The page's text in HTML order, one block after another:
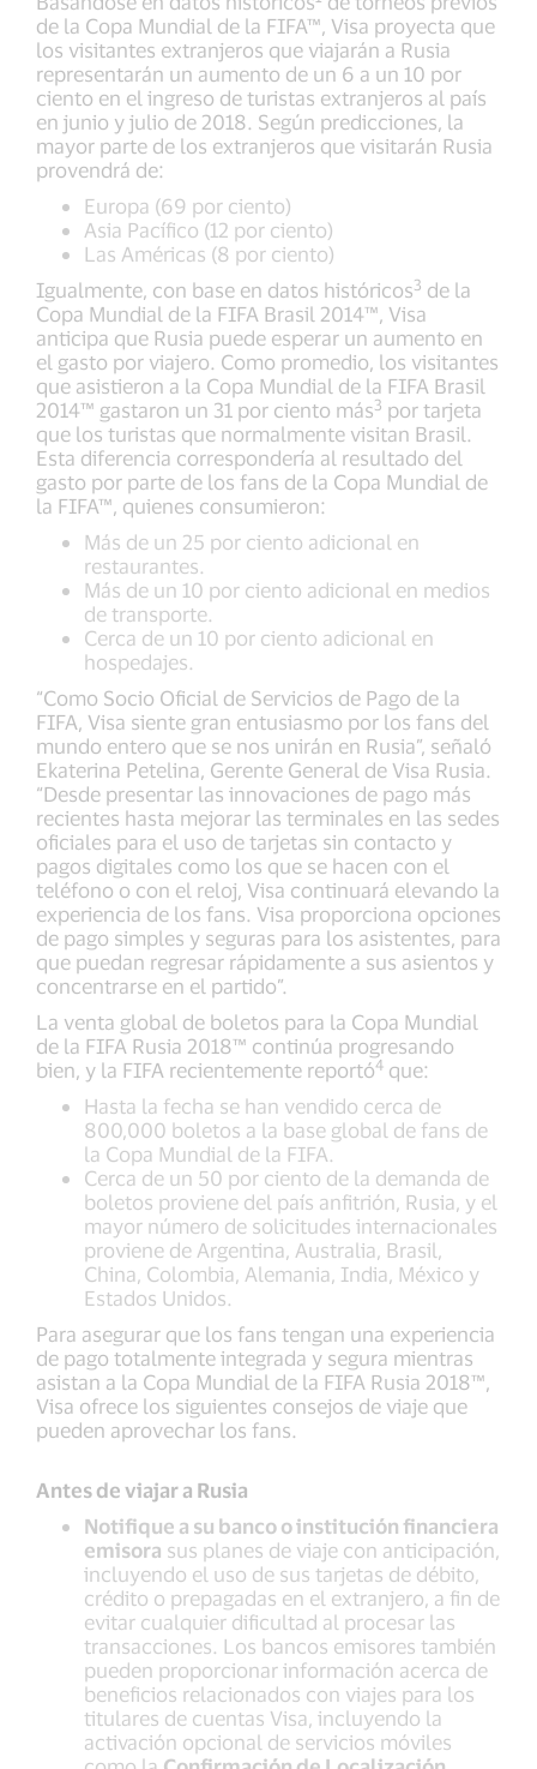
de la Copa Mundial de la FIFA™, Visa proyecta que
los visitantes extranjeros que viajarán a Rusia
representarán un aumento de un 6 a un 10 por
ciento en el ingreso de turistas extranjeros al país
en junio y julio de 2018. Según predicciones, la
mayor parte de los extranjeros que visitarán Rusia
provendrá de:
Europa (69 por ciento)
Asia Pacífico (12 por ciento)
Las Américas (8 por ciento)
Igualmente, con base en datos históricos3 de la
Copa Mundial de la FIFA Brasil 2014™, Visa
anticipa que Rusia puede esperar un aumento en
el gasto por viajero. Como promedio, los visitantes
que asistieron a la Copa Mundial de la FIFA Brasil
2014™ gastaron un 31 por ciento más3 por tarjeta
que los turistas que normalmente visitan Brasil.
Esta diferencia correspondería al resultado del
gasto por parte de los fans de la Copa Mundial de
la FIFA™, quienes consumieron:
Más de un 25 por ciento adicional en
restaurantes.
Más de un 10 por ciento adicional en medios
de transporte.
Cerca de un 10 por ciento adicional en
hospedajes.
“Como Socio Oficial de Servicios de Pago de la
FIFA, Visa siente gran entusiasmo por los fans del
mundo entero que se nos unirán en Rusia”, señaló
Ekaterina Petelina, Gerente General de Visa Rusia.
“Desde presentar las innovaciones de pago más
recientes hasta mejorar las terminales en las sedes
oficiales para el uso de tarjetas sin contacto y
pagos digitales como los que se hacen con el
teléfono o con el reloj, Visa continuará elevando la
experiencia de los fans. Visa proporciona opciones
de pago simples y seguras para los asistentes, para
que puedan regresar rápidamente a sus asientos y
concentrarse en el partido”.
La venta global de boletos para la Copa Mundial
de la FIFA Rusia 2018™ continúa progresando
bien, y la FIFA recientemente reportó4 que:
Hasta la fecha se han vendido cerca de
800,000 boletos a la base global de fans de
la Copa Mundial de la FIFA.
Cerca de un 50 por ciento de la demanda de
boletos proviene del país anfitrión, Rusia, y el
mayor número de solicitudes internacionales
proviene de Argentina, Australia, Brasil,
China, Colombia, Alemania, India, México y
Estados Unidos.
Para asegurar que los fans tengan una experiencia
de pago totalmente integrada y segura mientras
asistan a la Copa Mundial de la FIFA Rusia 2018™,
Visa ofrece los siguientes consejos de viaje que
pueden aprovechar los fans.
Antes de viajar a Rusia
Notifique a su banco o institución financiera
emisora sus planes de viaje con anticipación,
incluyendo el uso de sus tarjetas de débito,
crédito o prepagadas en el extranjero, a fin de
evitar cualquier dificultad al procesar las
transacciones. Los bancos emisores también
pueden proporcionar información acerca de
beneficios relacionados con viajes para los
titulares de cuentas Visa, incluyendo la
activación opcional de servicios móviles